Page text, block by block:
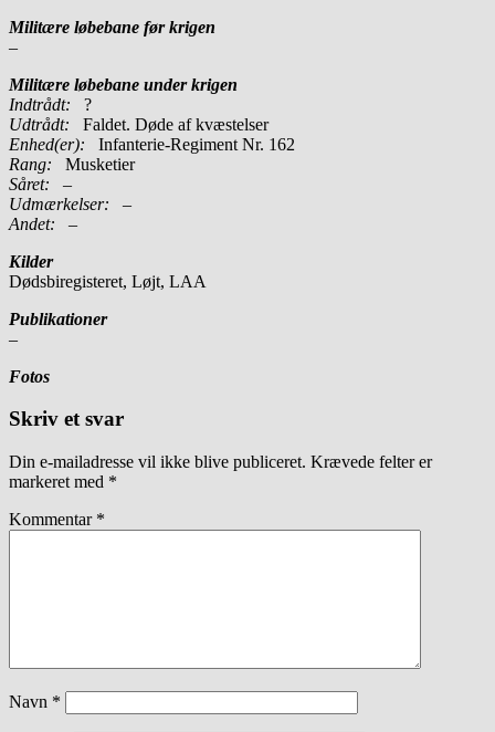
Militære løbebane før krigen
–
Militære løbebane under krigen
Indtrådt: ?
Udtrådt: Faldet. Døde af kvæstelser
Enhed(er):
Infanterie-Regiment Nr. 162
Rang:
Musketier
Såret: –
Udmærkelser: –
Andet: –
Kilder
Dødsbiregisteret, Løjt, LAA
Publikationer
–
Fotos
Skriv et svar
Din e-mailadresse vil ikke blive publiceret. Krævede felter er
markeret med *
Kommentar *
Navn *